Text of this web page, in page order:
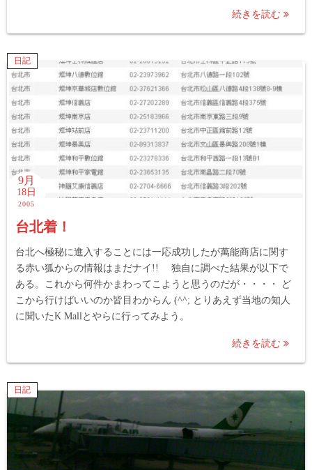
続きを読む
日記
9月
18日
2005
台北着！
台北へ極秘に進入することには一応成功したが萬能商店に関す
る赤い狐からの情報はまだナイ!! 独自に調べた結果が以下で
ある。これから何件かまわってこようと思うのだが・・・・ ど
こから行けばいいのか皆目わからん (^^; とりあえず当地の知人
に聞いたK Mallとやらに行ってみよう。
続きを読む
日記